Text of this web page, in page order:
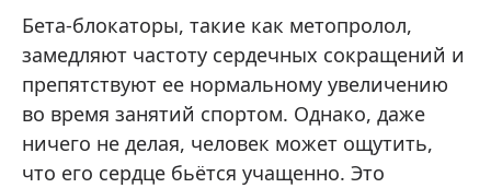
Бета-блокаторы, такие как метопролол,
замедляют частоту сердечных сокращений и
препятствуют ее нормальному увеличению
во время занятий спортом. Однако, даже
ничего не делая, человек может ощутить,
что его сердце бьётся учащенно. Это